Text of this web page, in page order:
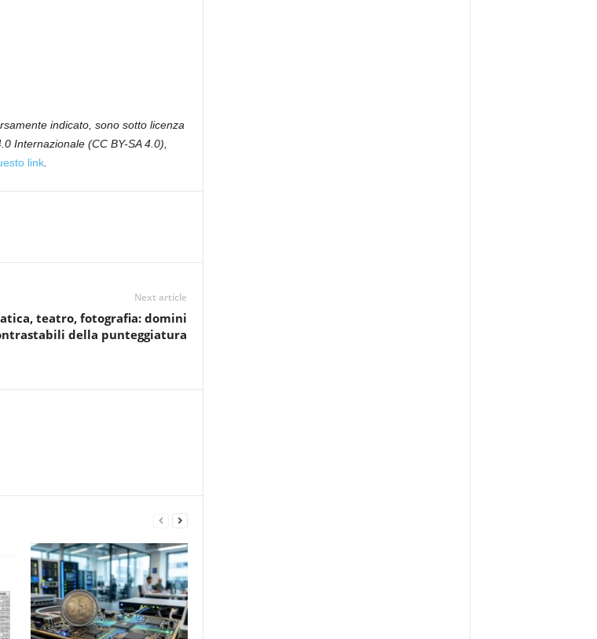
indicato, sono sotto licenza
Internazionale (CC BY-SA 4.0),
link.
Next article
teatro, fotografia: domini
della punteggiatura